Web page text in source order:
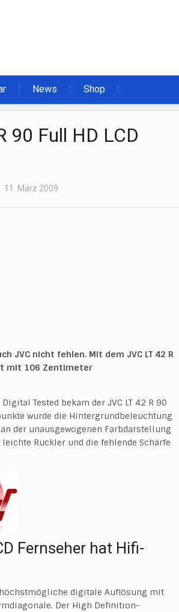
News Shop
90 Full HD LCD
11. März 2009
JVC nicht fehlen. Mit dem JVC LT 42 R
mit 106 Zentimeter
Tested bekam der JVC LT 42 R 90
wurde die Hintergrundbeleuchtung
der unausgewogenen Farbdarstellung
Ruckler und die fehlende Schärfe
Fernseher hat Hifi-
digitale Auflösung mit
Der High Definition-